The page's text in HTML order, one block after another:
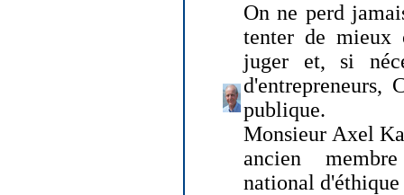
On ne perd
tenter de mieux
juger et, si
d'entrepreneurs,
publique.
Monsieur Axel
ancien
national d'éthique